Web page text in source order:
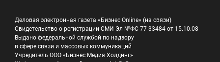
Деловая электронная газета «Бизнес Online» (на связи)
Свидетельство о регистрации СМИ Эл №ФС 77-33484 от 15.10.08
Выдано федеральной службой по надзору
в сфере связи и массовых коммуникаций
Учредитель ООО «Бизнес Медия Холдинг»